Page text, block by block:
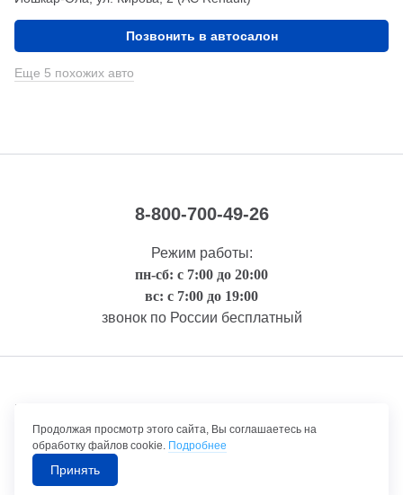
Позвонить в автосалон
Еще 5 похожих авто
8-800-700-49-26
Режим работы:
пн-сб: с 7:00 до 20:00
вс: с 7:00 до 19:00
звонок по России бесплатный
Правовая информация
©1992-2026 ТрансТехСервис – продажа и обслуживание автомобилей.
Продолжая просмотр этого сайта, Вы соглашаетесь на
обработку файлов cookie. Подробнее
Принять